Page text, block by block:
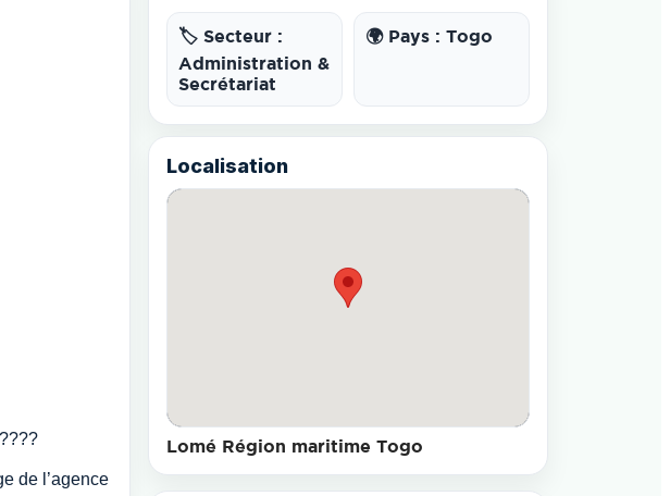
de l’agence
🏷️ Secteur :
Administration &
Secrétariat
🌍 Pays : Togo
Localisation
Lomé Région maritime Togo